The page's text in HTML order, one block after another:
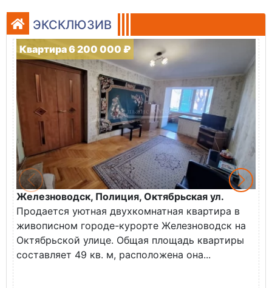
ЭКСКЛЮЗИВ
Квартира 6 200 000 ₽
Железноводск, Полиция, Октябрьская ул.
Продается уютная двухкомнатная квартира в
живописном городе-курорте Железноводск на
Октябрьской улице. Общая площадь квартиры
составляет 49 кв. м, расположена она...